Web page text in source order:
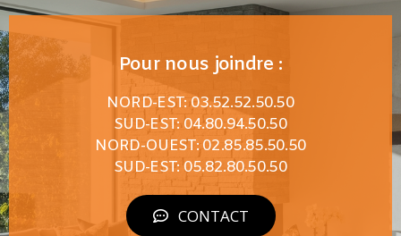
Pour nous joindre :
NORD-EST: 03.52.52.50.50
SUD-EST: 04.80.94.50.50
NORD-OUEST: 02.85.85.50.50
SUD-EST: 05.82.80.50.50
CONTACT